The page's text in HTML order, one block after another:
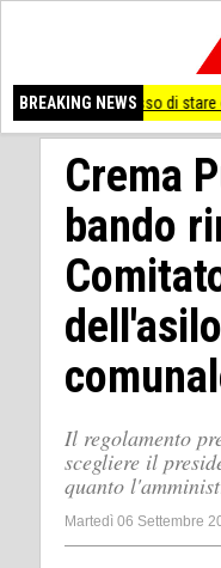
BREAKING NEWS
smesso di stare dalla parte
Crema
bando
Il regolamento
scegliere il
quanto
Martedì 06 Settembre